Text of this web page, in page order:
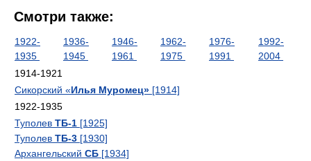
Смотри также:
1922-
1935
1936-
1945
1946-
1961
1962-
1975
1976-
1991
1992-
2004
1914-1921
Сикорский «Илья Муромец» [1914]
1922-1935
Туполев ТБ-1 [1925]
Туполев ТБ-3 [1930]
Архангельский СБ [1934]